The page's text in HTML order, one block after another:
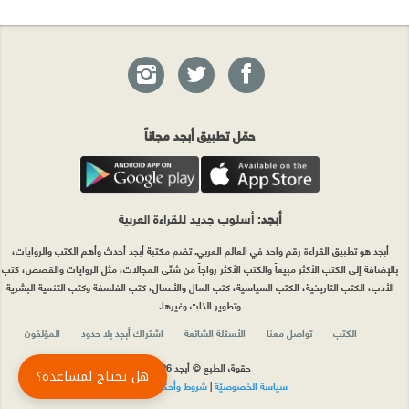
حمّل تطبيق أبجد مجاناً
أبجد: أسلوب جديد للقراءة العربية
أبجد هو تطبيق القراءة رقم واحد في العالم العربي. تضم مكتبة أبجد أحدث وأهم الكتب والروايات،
بالإضافة إلى الكتب الأكثر مبيعاً والكتب الأكثر رواجاً من شتّى المجالات، مثل الروايات والقصص، كتب
الأدب، الكتب التاريخية، الكتب السياسية، كتب المال والأعمال، كتب الفلسفة وكتب التنمية البشرية
وتطوير الذات وغيرها.
الكتب
تواصل معنا الأسئلة الشائعة اشتراك أبجد بلا حدود
المؤلفون
حقوق الطبع © أبجد 2026
سياسة الخصوصيّة|شروط وأحكام الاستخدامهل تحتاج لمساعدة؟